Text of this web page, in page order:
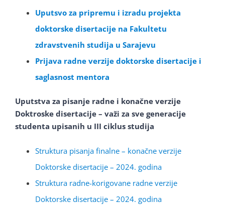
Uputsvo za pripremu i izradu projekta
doktorske disertacije na Fakultetu
zdravstvenih studija u Sarajevu
Prijava radne verzije doktorske disertacije i
saglasnost mentora
Uputstva za pisanje radne i konačne verzije
Doktroske disertacije – važi za sve generacije
studenta upisanih u III ciklus studija
Struktura pisanja finalne – konačne verzije
Doktorske disertacije – 2024. godina
Struktura radne-korigovane radne verzije
Doktorske disertacije – 2024. godina